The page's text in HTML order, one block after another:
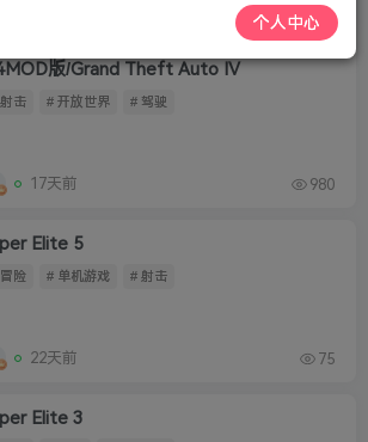
195
版/Grand Theft Auto IV
击 # 开放世界 # 驾驶
17天前 980
Elite 5
险 # 单机游戏 # 射击
22天前 75
Elite 3
个人中心